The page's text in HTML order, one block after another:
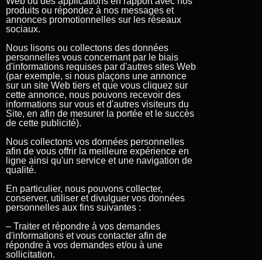
produits ou répondez à nos messages et
annonces promotionnelles sur les réseaux
sociaux.
Nous lisons ou collectons des données
personnelles vous concernant par le biais
d'informations requises par d'autres sites Web
(par exemple, si nous plaçons une annonce
sur un site Web tiers et que vous cliquez sur
cette annonce, nous pouvons recevoir des
informations sur vous et d'autres visiteurs du
Site, en afin de mesurer la portée et le succès
de cette publicité).
Nous collectons vos données personnelles
afin de vous offrir la meilleure expérience en
ligne ainsi qu'un service et une navigation de
qualité.
En particulier, nous pouvons collecter,
conserver, utiliser et divulguer vos données
personnelles aux fins suivantes :
– Traiter et répondre à vos demandes
d'informations et vous contacter afin de
répondre à vos demandes et/ou à une
sollicitation.